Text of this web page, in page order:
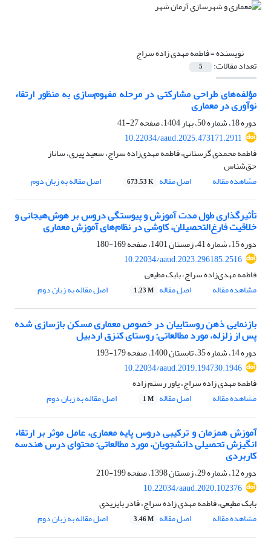
نویسنده =فاطمه مهدی زاده سراج
تعداد مقالات: 5
مؤلفه‌های طراحی مشارکتی در مرحله مفهوم‌سازی به منظور ارتقاء
نوآوری در معماری
دوره 18، شماره 50، بهار 1404، صفحه
27-41
10.22034/aaud.2025.473171.2911
فاطمه محمدی گزستانی، فاطمه مهدی‌‌زاده سراج، سعید پیری، ساناز
حق‌شناس
مشاهده مقاله
اصل مقاله 673.53 K اصل مقاله به زبان دوم
تأثیرگذاری طول مدت آموزش و پیوستگی دروس بر هوش‌‌هیجانی و
خلاقیت فارغ‌‌التحصیلان، کاوشی در نظام‌‌های آموزش معماری
دوره 15، شماره 41، زمستان 1401، صفحه
169-180
10.22034/aaud.2023.296185.2516
فاطمه مهدی‌زاده سراج، بابک مطیعی
مشاهده مقاله
اصل مقاله 1.23 M اصل مقاله به زبان دوم
بازنمایی ذهن روستاییان در خصوص معماری مسکن بازسازی شده
پس از زلزله، مورد مطالعاتی: روستای کنزق اردبیل
دوره 14، شماره 35، تابستان 1400، صفحه
179-193
10.22034/aaud.2019.194730.1946
فاطمه مهدی زاده سراج، یاور رستم زاده
مشاهده مقاله
اصل مقاله 1 M اصل مقاله به زبان دوم
آموزش همزمان و ترکیبی دروس پایه معماری، عامل موثر بر ارتقاء
انگیزش تحصیلی دانشجویان، مورد مطالعاتی: محتوای درس هندسه
کاربردی
دوره 12، شماره 29، زمستان 1398، صفحه
199-210
10.22034/aaud.2020.102376
بابک مطیعی، فاطمه مهدی زاده سراج، قادر بایزیدی
مشاهده مقاله
اصل مقاله 3.46 M اصل مقاله به زبان دوم